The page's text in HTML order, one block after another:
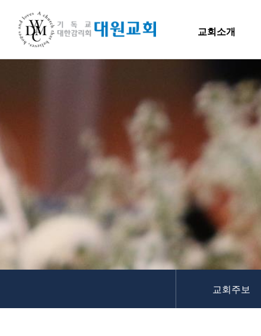
교회소개
담임목사 인사말
사역자
장로
예배 안내
차량 운행
오시는 길
교회소개
담임목사 인사말
연혁
1971~1996
2010~2019
2020~2023
섬기는 이들
교역자
장로
말
주일
교회주보